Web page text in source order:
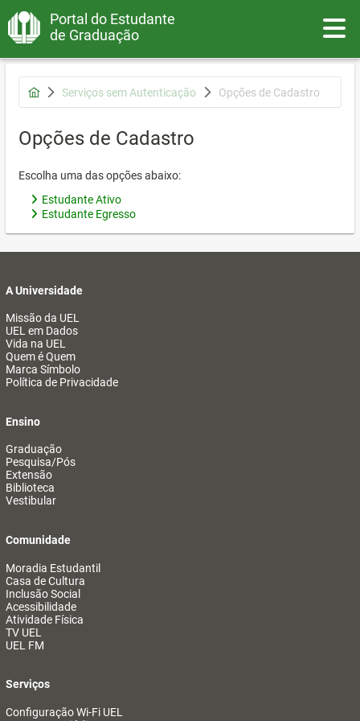
Portal do Estudante
de Graduação
Serviços sem Autenticação Opções de Cadastro
Opções de Cadastro
Escolha uma das opções abaixo:
Estudante Ativo
Estudante Egresso
A Universidade
Missão da UEL
UEL em Dados
Vida na UEL
Quem é Quem
Marca Símbolo
Política de Privacidade
Ensino
Graduação
Pesquisa/Pós
Extensão
Biblioteca
Vestibular
Comunidade
Moradia Estudantil
Casa de Cultura
Inclusão Social
Acessibilidade
Atividade Física
TV UEL
UEL FM
Serviços
Configuração Wi-Fi UEL